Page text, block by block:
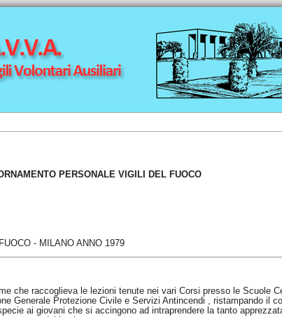
PERSONALE VIGILI DEL FUOCO
- MILANO ANNO 1979
che raccoglieva le lezioni tenute nei vari Corsi presso le Scuole
Generale Protezione Civile e Servizi Antincendi , ristampando il
ai giovani che si accingono ad intraprendere la tanto